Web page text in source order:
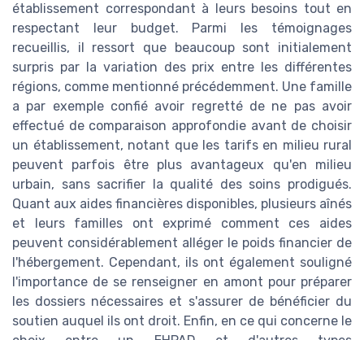
établissement correspondant à leurs besoins tout en
respectant leur budget. Parmi les témoignages
recueillis, il ressort que beaucoup sont initialement
surpris par la variation des prix entre les différentes
régions, comme mentionné précédemment. Une famille
a par exemple confié avoir regretté de ne pas avoir
effectué de comparaison approfondie avant de choisir
un établissement, notant que les tarifs en milieu rural
peuvent parfois être plus avantageux qu'en milieu
urbain, sans sacrifier la qualité des soins prodigués.
Quant aux aides financières disponibles, plusieurs aînés
et leurs familles ont exprimé comment ces aides
peuvent considérablement alléger le poids financier de
l'hébergement. Cependant, ils ont également souligné
l'importance de se renseigner en amont pour préparer
les dossiers nécessaires et s'assurer de bénéficier du
soutien auquel ils ont droit. Enfin, en ce qui concerne le